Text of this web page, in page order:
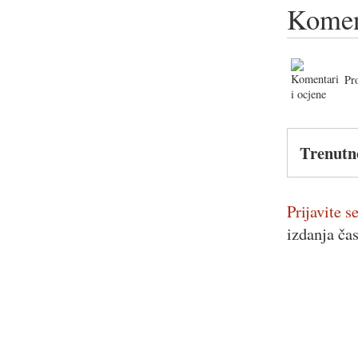
Prijavite
izdanja